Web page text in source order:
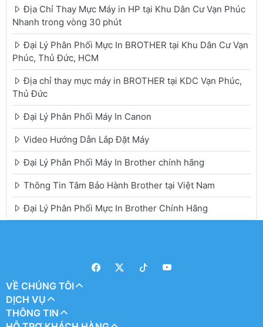
Địa Chỉ Thay Mực Máy in HP tại Khu Dân Cư Vạn Phúc
Nhanh trong vòng 30 phút
Đại Lý Phân Phối Mực In BROTHER tại Khu Dân Cư Vạn
Phúc, Thủ Đức, HCM
Địa chỉ thay mực máy in BROTHER tại KDC Vạn Phúc,
Thủ Đức
Đại Lý Phân Phối Máy In Canon
Video Hướng Dẫn Lắp Đặt Máy
Đại Lý Phân Phối Máy In Brother chính hãng
Thông Tin Tâm Bảo Hành Brother tại Việt Nam
Đại Lý Phân Phối Mực In Brother Chính Hãng
VỀ CHÚNG TÔI
DỊCH VỤ
THÔNG TIN